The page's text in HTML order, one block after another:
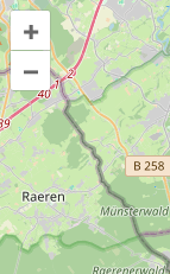
+
–